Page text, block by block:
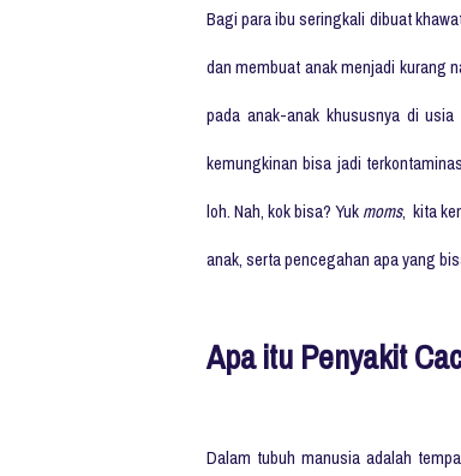
Bagi para ibu seringkali dibuat
dan membuat anak menjadi kurang
pada anak-anak khususnya di
kemungkinan bisa jadi
loh. Nah, kok bisa? Yukmoms, kita
anak, serta pencegahan apa yang
Apa itu Penyakit
Dalam tubuh manusia adalah